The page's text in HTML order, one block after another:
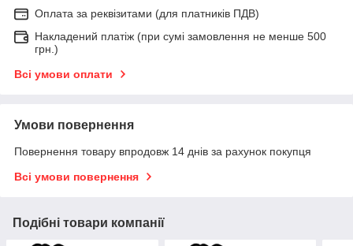
Оплата за реквізитами (для платників ПДВ)
Накладений платіж (при сумі замовлення не менше 500
грн.)
Всі умови оплати
Умови повернення
Повернення товару впродовж 14 днів за рахунок покупця
Всі умови повернення
Подібні товари компанії